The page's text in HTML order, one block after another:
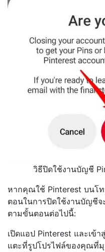
วิธีปิดใช้งานบัญชี
หากคุณใช้ Pinterest บนโ
ตอนในการปิดใช้งานบัญชี
ตามขั้นตอนต่อไปนี้:
เปิดแอป Pinterest และเข้
แตะที่รูปโปรไฟล์ของคุณที่มุ